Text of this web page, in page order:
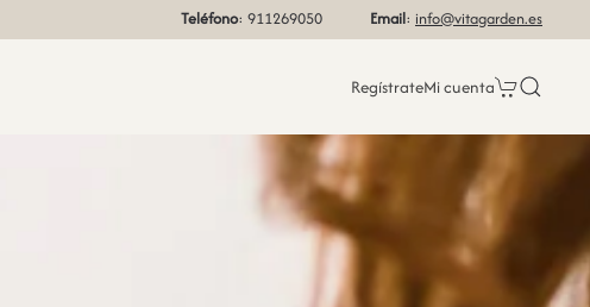
Teléfono: 911269050 Email: info@vitagarden.es
RegístrateMi cuenta